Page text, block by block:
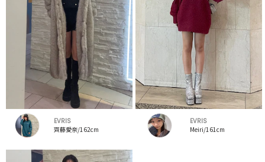
EVRIS
齊藤愛奈/162cm
EVRIS
Meiri/161cm